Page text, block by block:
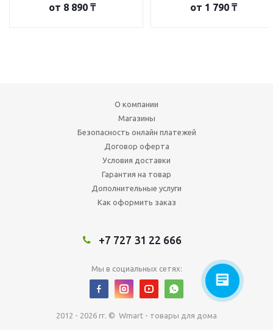
от 8 890 ₸ от 1 790 ₸
О компании
Магазины
Безопасность онлайн платежей
Договор оферта
Условия доставки
Гарантия на товар
Дополнительные услуги
Как оформить заказ
+7 727 31 22 666
Мы в социальных сетях:
2012 - 2026 гг. © Wmart - товары для дома